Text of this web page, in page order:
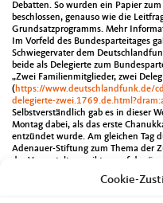
Cookie-
Debatten. So wurden ein Papier
beschlossen, genauso wie die
Grundsatzprogramms. Mehr
Im Vorfeld des Bundesparteitages
Schwiegervater dem
beide als Delegierte zum
„Zwei Familienmitglieder, zwei
( https://www.deutschlandfunk.de/
delegierte-
Selbstverständlich gab es in dieser
Montag dabei, als das erste
entzündet wurde. Am gleichen Tag
Adenauer-Stiftung zum Thema der
der Veranstaltung gibt es auf der
. Nach den
Abends dann nach Bitterfeld, wo